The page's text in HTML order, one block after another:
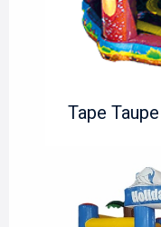
Tape Taupe